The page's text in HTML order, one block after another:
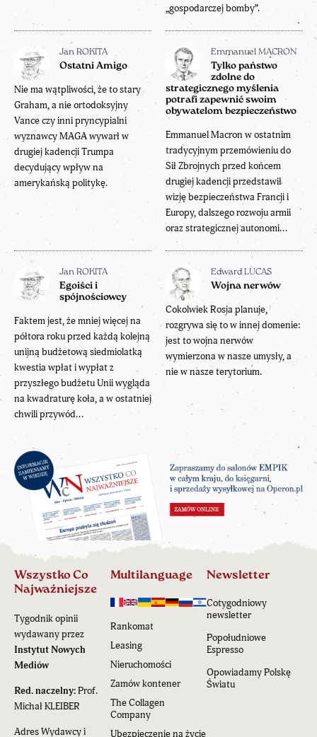
„gospodarczej bomby”.
Jan ROKITA
Ostatni Amigo
Nie ma wątpliwości, że to stary
Graham, a nie ortodoksyjny
Vance czy inni pryncypialni
wyznawcy MAGA wywarł w
drugiej kadencji Trumpa
decydujący wpływ na
amerykańską politykę.
Emmanuel MACRON
Tylko państwo
zdolne do
strategicznego myślenia
potrafi zapewnić swoim
obywatelom bezpieczeństwo
Emmanuel Macron w ostatnim
tradycyjnym przemówieniu do
Sił Zbrojnych przed końcem
drugiej kadencji przedstawił
wizję bezpieczeństwa Francji i
Europy, dalszego rozwoju armii
oraz strategicznej autonomi...
Jan ROKITA
Egoiści i
spójnościowcy
Faktem jest, że mniej więcej na
półtora roku przed każdą kolejną
unijną budżetową siedmiolatką
kwestia wpłat i wypłat z
przyszłego budżetu Unii wygląda
na kwadraturę koła, a w ostatniej
chwili przywód...
Edward LUCAS
Wojna nerwów
Cokolwiek Rosja planuje,
rozgrywa się to w innej domenie:
jest to wojna nerwów
wymierzona w nasze umysły, a
nie w nasze terytorium.
Wszystko Co
Najważniejsze
Tygodnik opinii
wydawany przez
Instytut Nowych
Mediów
Red. naczelny:Prof.
Michał KLEIBER
Adres Wydawcy i
Multilanguage
Rankomat
Leasing
Nieruchomości
Zamów kontener
The Collagen
Company
Ubezpieczenie na życie
Newsletter
Cotygodniowy
newsletter
Popołudniowe
Espresso
Opowiadamy Polskę
Światu